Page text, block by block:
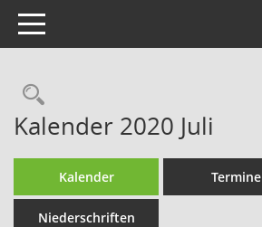
Toggle navigation
Rechercheauswahl
Kalender 2020 Juli
Kalender Termine
Niederschriften